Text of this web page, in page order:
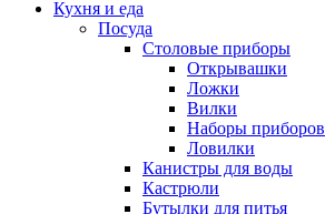
Кухня и еда
Посуда
Столовые приборы
Открывашки
Ложки
Вилки
Наборы приборов
Ловилки
Канистры для воды
Кастрюли
Бутылки для питья